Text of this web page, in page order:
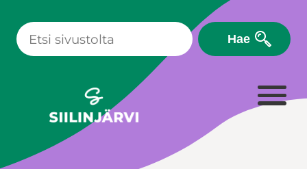
sisältöön
Hae